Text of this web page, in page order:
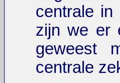
centrale in
zijn we er
geweest
centrale